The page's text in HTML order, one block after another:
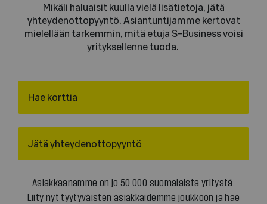
Mikäli haluaisit kuulla vielä lisätietoja, jätä
yhteydenottopyyntö. Asiantuntijamme kertovat
mielellään tarkemmin, mitä etuja S-Business voisi
yrityksellenne tuoda.
Hae korttia
Jätä yhteydenottopyyntö
Asiakkaanamme on jo 50 000 suomalaista yritystä.
Liity nyt tyytyväisten asiakkaidemme joukkoon ja hae